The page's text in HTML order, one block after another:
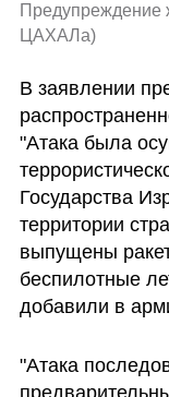
Предупреждение
ЦАХАЛа)
В заявлении
"Атака была
Государства
территории
выпущены
беспилотные
добавили в
"Атака